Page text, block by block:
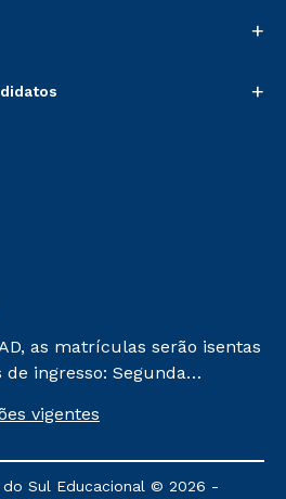
+
+
as matrículas serão isentas
ingresso: Segunda
de matrícula será de R$
aos cursos: Ensino
vigentes
do Sul Educacional © 2026 -